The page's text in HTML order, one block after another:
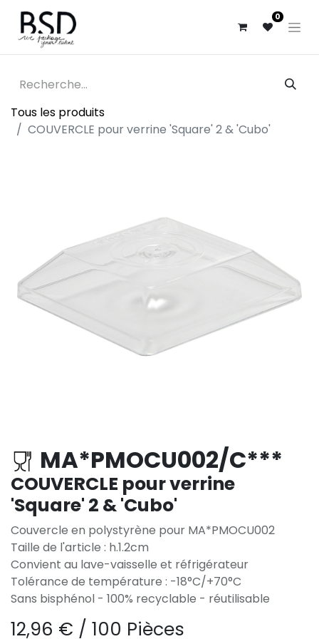
0
Tous les produits
COUVERCLE pour verrine 'Square' 2 & 'Cubo'
MA*PMOCU002/C***
COUVERCLE pour verrine
'Square' 2 & 'Cubo'
Couvercle en polystyrène pour MA*PMOCU002
Taille de l'article : h.1.2cm
Convient au lave-vaisselle et réfrigérateur
Tolérance de température : -18°C/+70°C
Sans bisphénol - 100% recyclable - réutilisable
12,96 € / 100 Pièces